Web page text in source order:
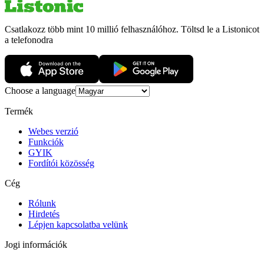
Csatlakozz több mint 10 millió felhasználóhoz. Töltsd le a Listonicot
a telefonodra
Choose a language
Termék
Webes verzió
Funkciók
GYIK
Fordítói közösség
Cég
Rólunk
Hirdetés
Lépjen kapcsolatba velünk
Jogi információk